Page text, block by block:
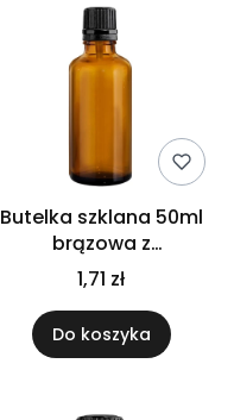
Butelka szklana 50ml
brązowa z
kroplomierzem
czarnym
1,71 zł
Do koszyka